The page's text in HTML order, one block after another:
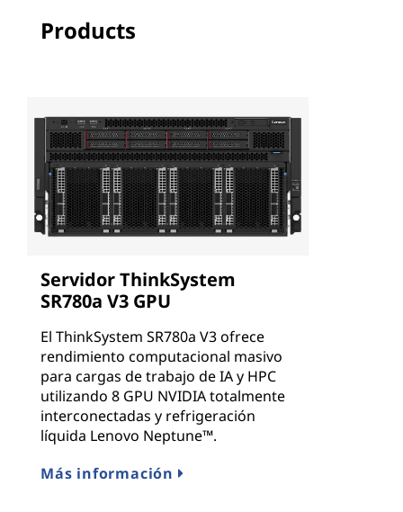
Products
Servidor ThinkSystem
SR780a V3 GPU
El ThinkSystem SR780a V3 ofrece
rendimiento computacional masivo
para cargas de trabajo de IA y HPC
utilizando 8 GPU NVIDIA totalmente
interconectadas y refrigeración
líquida Lenovo Neptune™.
Más información